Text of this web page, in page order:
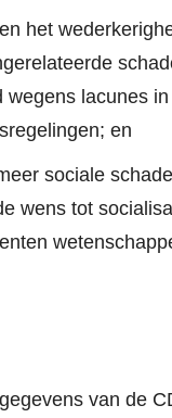
het
lacunes
en
sociale
wens tot
van de